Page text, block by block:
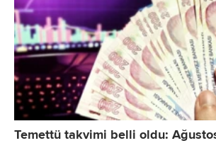
Temettü takvimi belli oldu: